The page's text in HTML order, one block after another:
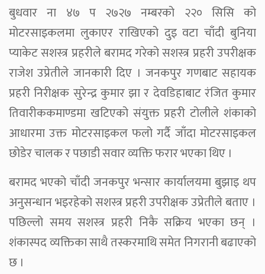
बुधवार ना ४७ प २७२७ नम्बरको २२० सिसि को
मोटरसाइकलमा लुकाएर राखिएको दुइ वटा चाँदी बुनिया
प्याकेट सशस्त्र प्रहरीले बरामद गरेको सशस्त्र प्रहरी उपरीक्षक
राजेश उप्रेतीले जानकारी दिए । जनकपुर गणबाट सहायक
प्रहरी निरीक्षक सुरेन्द्र कुमार झा र देवडिहाबाट रंजित कुमार
तिवारीककमाण्डमा खटिएको संयुक्त प्रहरी टोलीले शंकाको
आधारमा उक्त मोटरसाइकल फलो गर्दै जाँदा मोटरसाइकल
छोडेर चालक र पछाडी सवार व्यक्ति फरार भएका थिए ।
बरामद भएको चाँदी जनकपुर भन्सार कार्यालयमा बुझाइ थप
अनुसन्धान भइरहेको सशस्त्र प्रहरी उपरीक्षक उप्रेतीले बताए ।
पछिल्लो समय सशस्त्र प्रहरी निकै सक्रिय भएका छन् ।
शंकास्पद व्यक्तिका साथै तस्करमाथि समेत निगरानी बढाएको
छ ।